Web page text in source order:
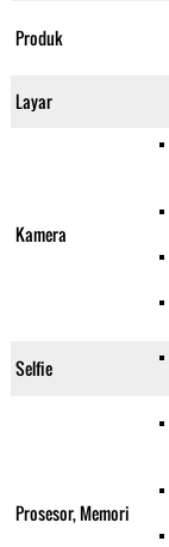
Produk
Layar
Kamera
Selfie
Prosesor, Memori